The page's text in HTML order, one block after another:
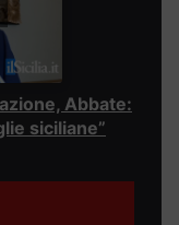
Abbate:
siciliane”